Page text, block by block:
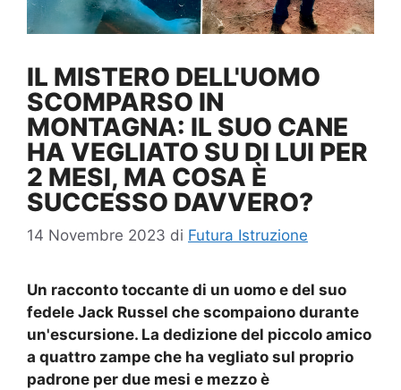
IL MISTERO DELL'UOMO
SCOMPARSO IN
MONTAGNA: IL SUO CANE
HA VEGLIATO SU DI LUI PER
2 MESI, MA COSA È
SUCCESSO DAVVERO?
14 Novembre 2023 di Futura Istruzione
Un racconto toccante di un uomo e del suo
fedele Jack Russel che scompaiono durante
un'escursione. La dedizione del piccolo amico
a quattro zampe che ha vegliato sul proprio
padrone per due mesi e mezzo è